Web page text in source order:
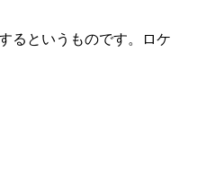
るというものです。ロケ